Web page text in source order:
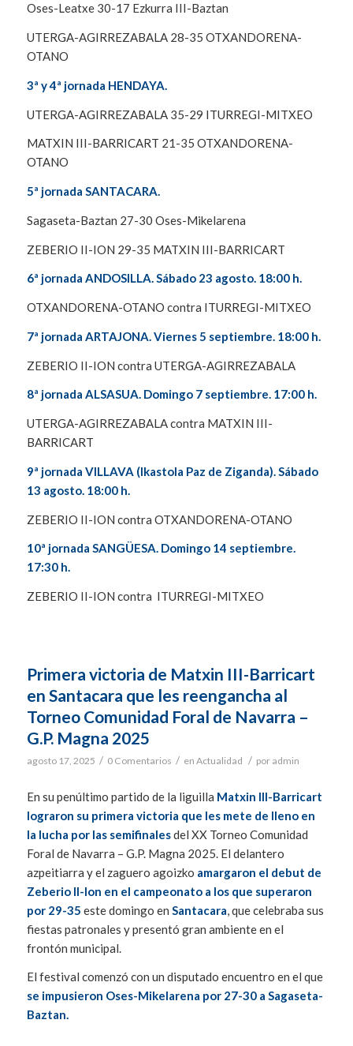
Oses-Leatxe 30-17 Ezkurra III-Baztan
UTERGA-AGIRREZABALA 28-35 OTXANDORENA-
OTANO
3ª y 4ª jornada HENDAYA.
UTERGA-AGIRREZABALA 35-29 ITURREGI-MITXEO
MATXIN III-BARRICART 21-35 OTXANDORENA-
OTANO
5ª jornada SANTACARA.
Sagaseta-Baztan 27-30 Oses-Mikelarena
ZEBERIO II-ION 29-35 MATXIN III-BARRICART
6ª jornada ANDOSILLA. Sábado 23 agosto. 18:00 h.
OTXANDORENA-OTANO contra ITURREGI-MITXEO
7ª jornada ARTAJONA. Viernes 5 septiembre. 18:00 h.
ZEBERIO II-ION contra UTERGA-AGIRREZABALA
8ª jornada ALSASUA. Domingo 7 septiembre. 17:00 h.
UTERGA-AGIRREZABALA contra MATXIN III-
BARRICART
9ª jornada VILLAVA (Ikastola Paz de Ziganda). Sábado
13 agosto. 18:00 h.
ZEBERIO II-ION contra OTXANDORENA-OTANO
10ª jornada SANGÜESA. Domingo 14 septiembre.
17:30 h.
ZEBERIO II-ION contra ITURREGI-MITXEO
Primera victoria de Matxin III-Barricart
en Santacara que les reengancha al
Torneo Comunidad Foral de Navarra –
G.P. Magna 2025
agosto 17, 2025 / 0 Comentarios / en Actualidad / por admin
En su penúltimo partido de la liguilla Matxin III-Barricart
lograron su primera victoria que les mete de lleno en
la lucha por las semifinalesdel XX Torneo Comunidad
Foral de Navarra – G.P. Magna 2025. El delantero
azpeitiarra y el zaguero agoizko amargaron el debut de
Zeberio II-Ion en el campeonato a los que superaron
por 29-35 este domingo en Santacara , que celebraba sus
fiestas patronales y presentó gran ambiente en el
frontón municipal.
El festival comenzó con un disputado encuentro en el que
se impusieron Oses-Mikelarena por 27-30 a Sagaseta-
Baztan.